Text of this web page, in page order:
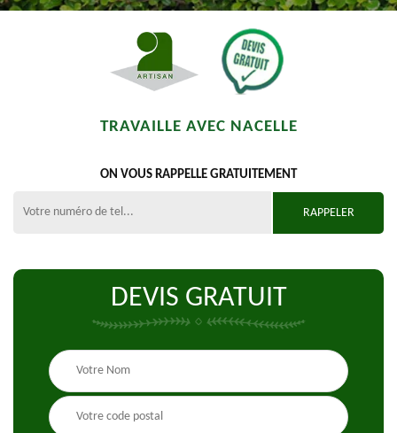
TRAVAILLE AVEC NACELLE
ON VOUS RAPPELLE GRATUITEMENT
DEVIS GRATUIT